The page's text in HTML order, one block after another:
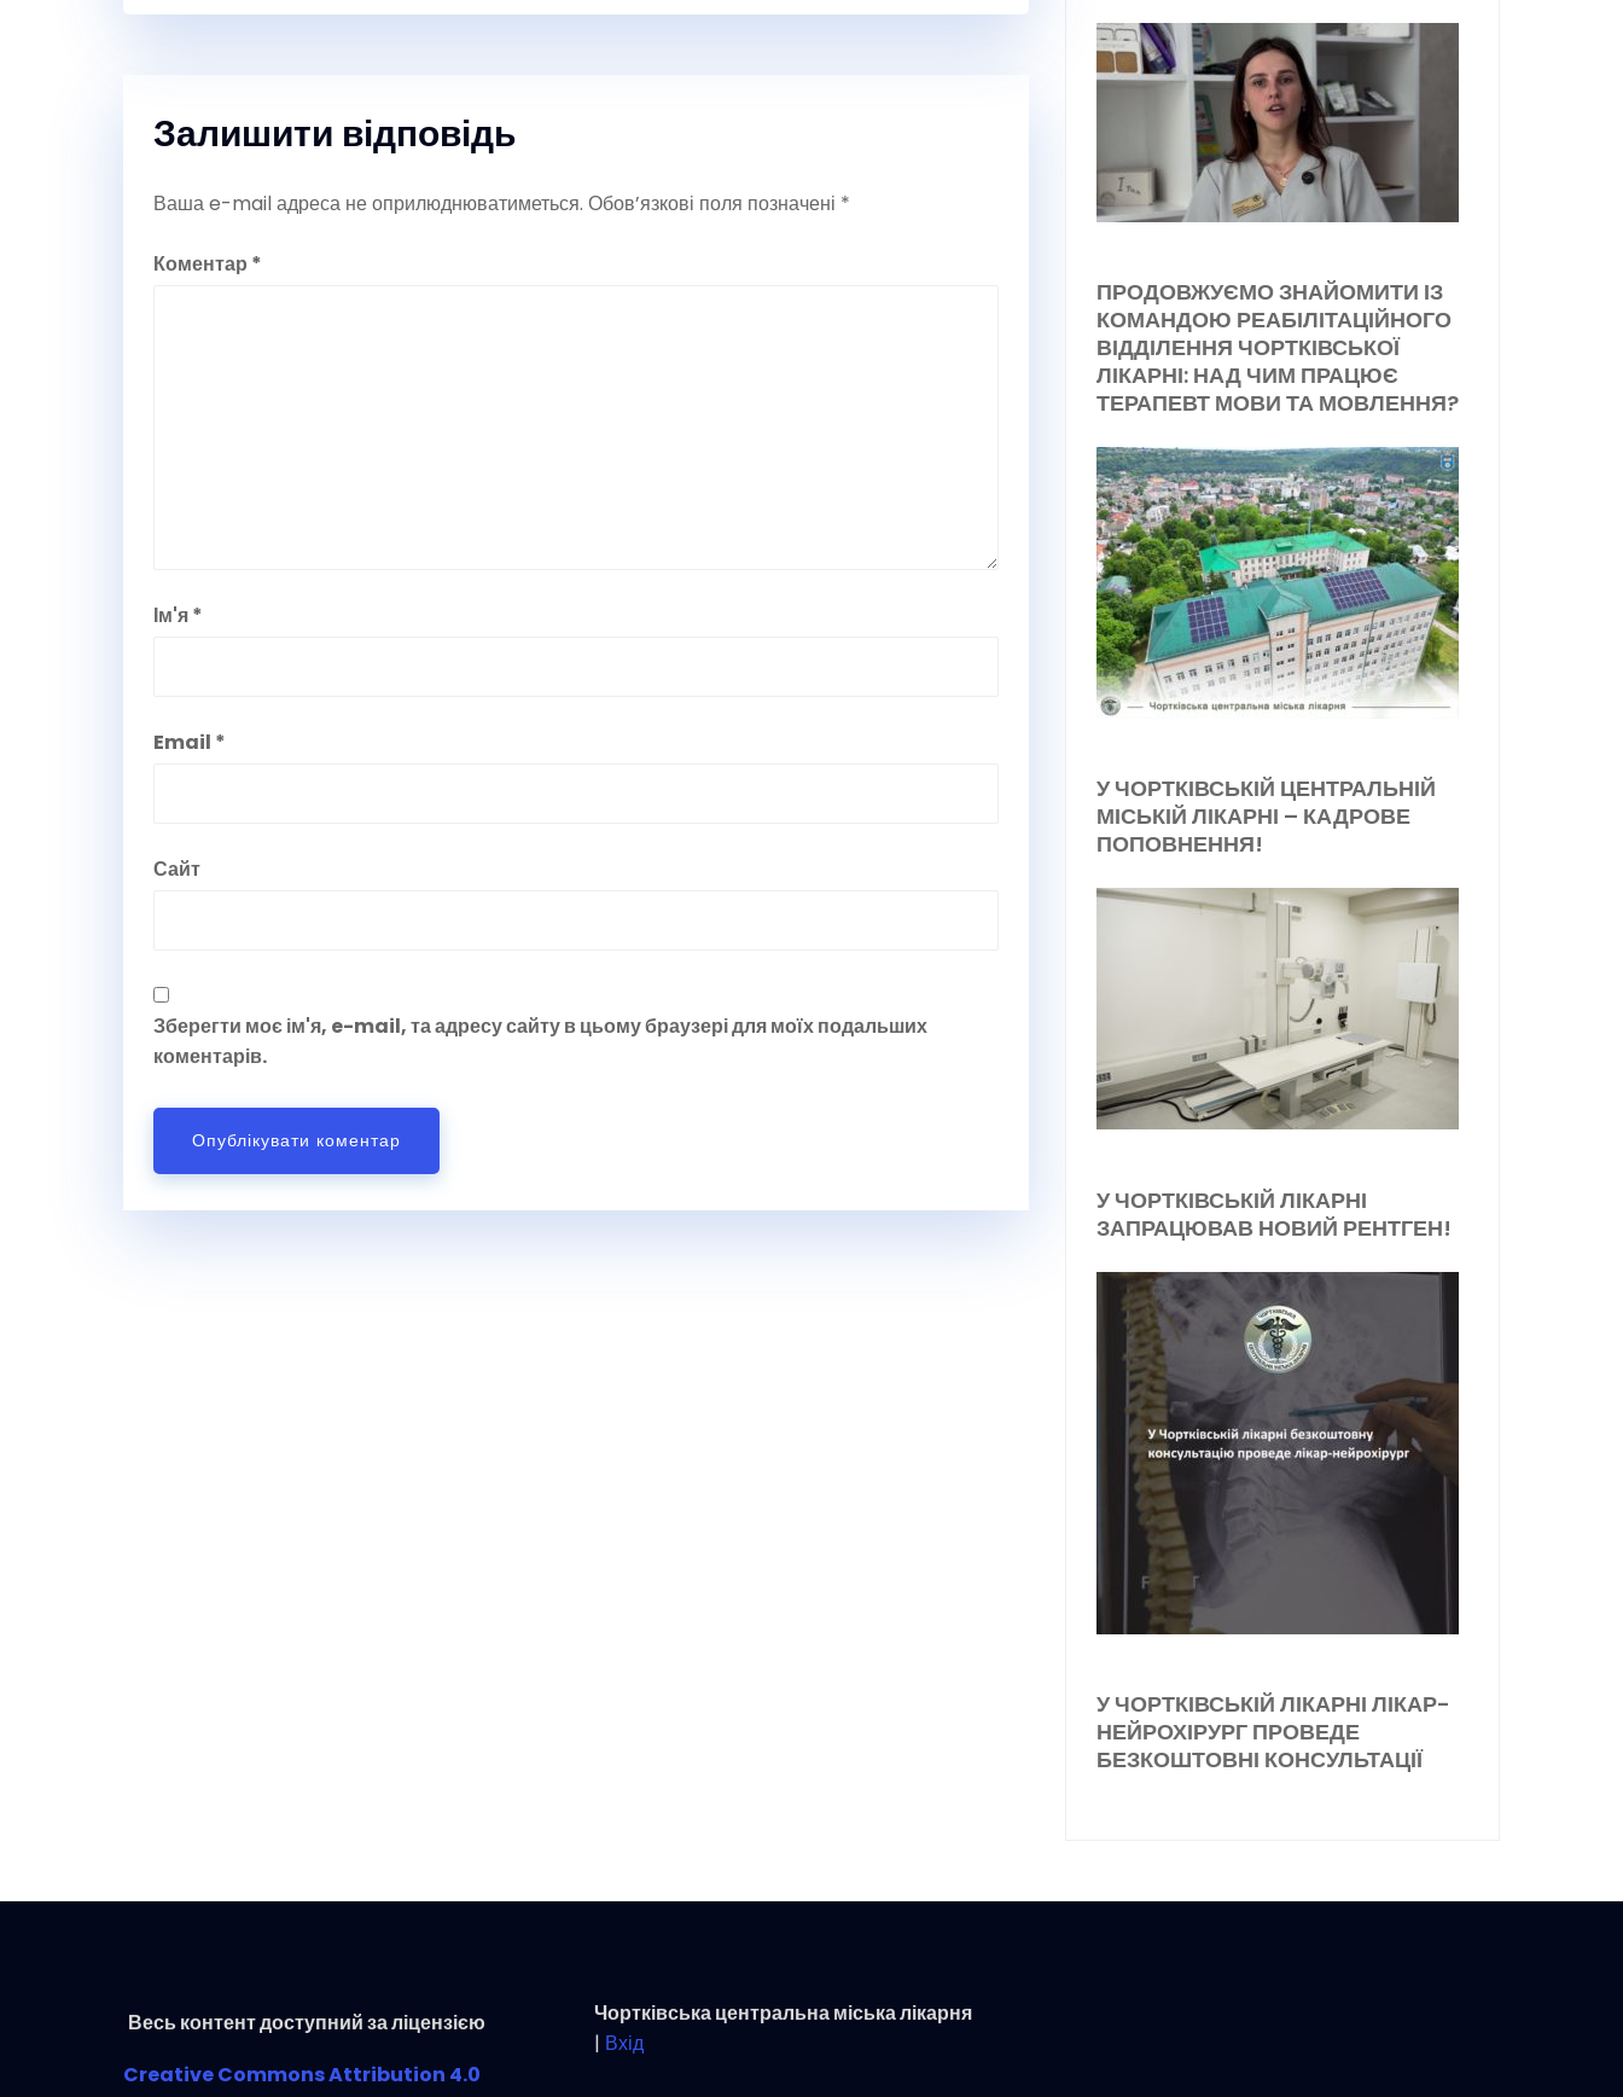
Залишити відповідь
Ваша e-mail адреса не оприлюднюватиметься. Обов’язкові поля позначені *
Коментар *
Ім'я*
Email *
Сайт
Зберегти моє ім'я, e-mail, та адресу сайту в цьому браузері для моїх подальших
коментарів.
ПРОДОВЖУЄМО ЗНАЙОМИТИ ІЗ
КОМАНДОЮ РЕАБІЛІТАЦІЙНОГО
ВІДДІЛЕННЯ ЧОРТКІВСЬКОЇ
ЛІКАРНІ: НАД ЧИМ ПРАЦЮЄ
ТЕРАПЕВТ МОВИ ТА МОВЛЕННЯ?
У ЧОРТКІВСЬКІЙ ЦЕНТРАЛЬНІЙ
МІСЬКІЙ ЛІКАРНІ – КАДРОВЕ
ПОПОВНЕННЯ!
У ЧОРТКІВСЬКІЙ ЛІКАРНІ
ЗАПРАЦЮВАВ НОВИЙ РЕНТГЕН!
У ЧОРТКІВСЬКІЙ ЛІКАРНІ ЛІКАР-
НЕЙРОХІРУРГ ПРОВЕДЕ
БЕЗКОШТОВНІ КОНСУЛЬТАЦІЇ
Весь контент доступний за ліцензією
Creative Commons Attribution 4.0
Чортківська центральна міська лікарня
| Вхід